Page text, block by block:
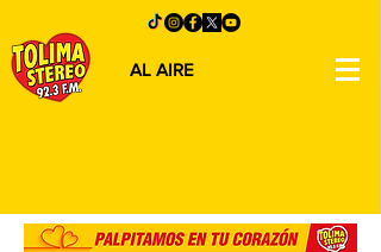
AL AIRE